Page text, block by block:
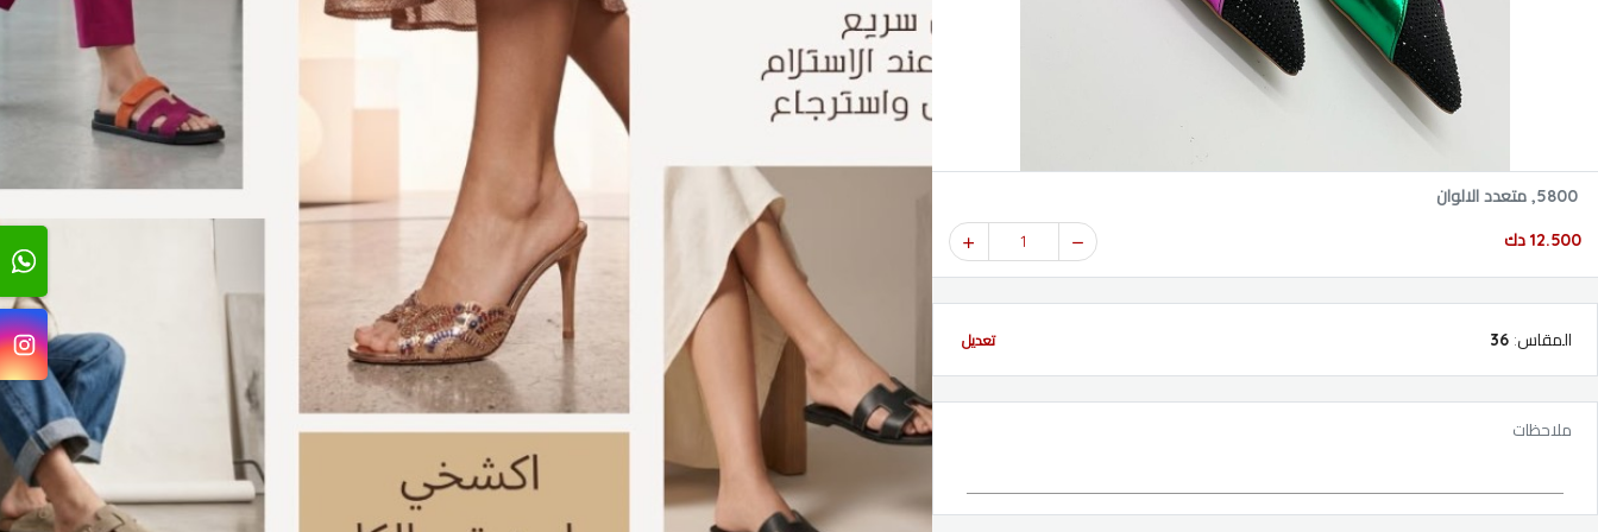
5800, متعدد الالوان
12.500 دك 1
المقاس:
36 تعديل
ملاحظات